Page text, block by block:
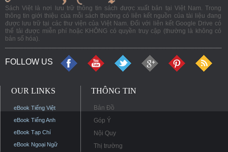
Sách Việt là nơi lưu trữ thông tin sách được xuất bản tại Việt Nam. Trong
thông tin giới thiệu của mỗi sách thường có liên kết nguồn của tài liệu đang
được lưu trữ tại các thư viện của Việt Nam. Đối với liên kết Google Drive có
thể tải được miễn phí hoặc KHÔNG có quyền truy cập (thường là không có
bản số hóa).
FOLLOW US
OUR LINKS
eBook Tiếng Việt
eBook Tiếng Anh
eBook Tạp Chí
eBook Ngoại Ngữ
THÔNG TIN
Bản Đồ
Góp Ý
Nội Quy
Thị trường